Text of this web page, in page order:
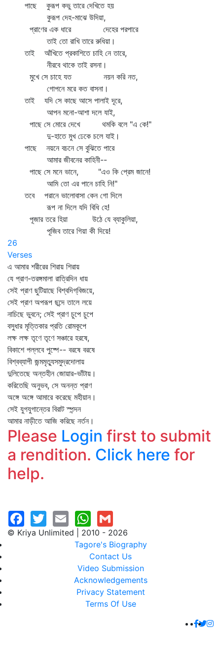
পাছে কুরূপ কভু তারে দেখিতে হয়
কুরূপ দেহ-মাঝে উদিয়া,
প্রাণের এক ধারে দেহের পরপারে
তাই তো রাখি তারে রুধিয়া।
তাই আঁখিতে প্রকাশিতে চাহি নে তারে,
নীরবে থাকে তাই রসনা।
মুখে সে চাহে যত নয়ন করি নত,
গোপনে মরে কত বাসনা।
তাই যদি সে কাছে আসে পালাই দূরে,
আপন মনো-আশা দলে যাই,
পাছে সে মোরে দেখে থমকি বলে "এ কে!"
দু-হাতে মুখ ঢেকে চলে যাই।
পাছে নয়নে বচনে সে বুঝিতে পারে
আমার জীবনের কাহিনী--
পাছে সে মনে ভানে, "এও কি প্রেম জানে!
আমি তো এর পানে চাহি নি!"
তবে পরানে ভালোবাসা কেন গো দিলে
রূপ না দিলে যদি বিধি হে!
পূজার তরে হিয়া উঠে যে ব্যাকুলিয়া,
পূজিব তারে গিয়া কী দিয়ে!
26
Verses
এ আমার শরীরের শিরায় শিরায়
যে প্রাণ-তরঙ্গমালা রাত্রিদিন ধায়
সেই প্রাণ ছুটিয়াছে বিশ্বদিগ্‌বিজয়ে,
সেই প্রাণ অপরূপ ছন্দে তালে লয়ে
নাচিছে ভুবনে; সেই প্রাণ চুপে চুপে
বসুধার মৃত্তিকার প্রতি রোমকূপে
লক্ষ লক্ষ তৃণে তৃণে সঞ্চারে হরষে,
বিকাশে পল্লবে পুষ্পে-- বরষে বরষে
বিশ্বব্যাপী জন্মমৃত্যুসমুদ্রদোলায়
দুলিতেছে অন্তহীন জোয়ার-ভাঁটায়।
করিতেছি অনুভব, সে অনন্ত প্রাণ
অঙ্গে অঙ্গে আমারে করেছে মহীয়ান।
সেই যুগযুগান্তের বিরাট স্পন্দন
আমার নাড়ীতে আজি করিছে নর্তন।
Please Login first to submit
a rendition. Click here for
help.
© Kriya Unlimited | 2010 - 2026
Tagore's Biography
Contact Us
Video Submission
Acknowledgements
Privacy Statement
Terms Of Use